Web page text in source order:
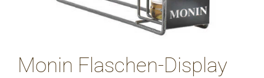
Monin Flaschen-Display